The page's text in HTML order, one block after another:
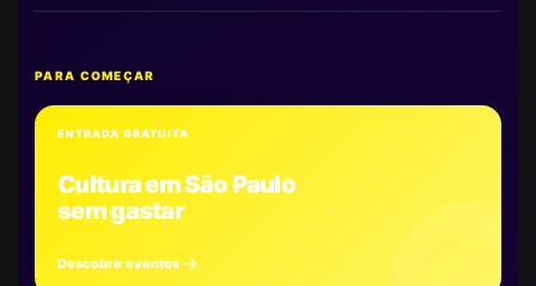
PARA COMEÇAR
ENTRADA GRATUITA
Cultura em São Paulo
sem gastar
Descobrir eventos